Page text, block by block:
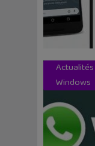
Actualités
Windows